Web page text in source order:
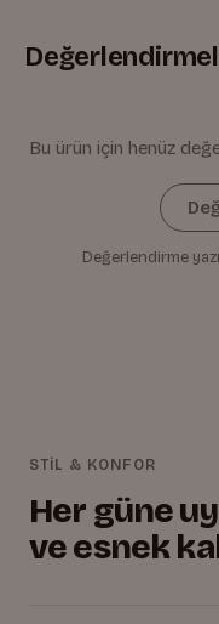
Bu ürün için henüz
Değerlendirme
STİL & KONFOR
Her güne
ve esnek